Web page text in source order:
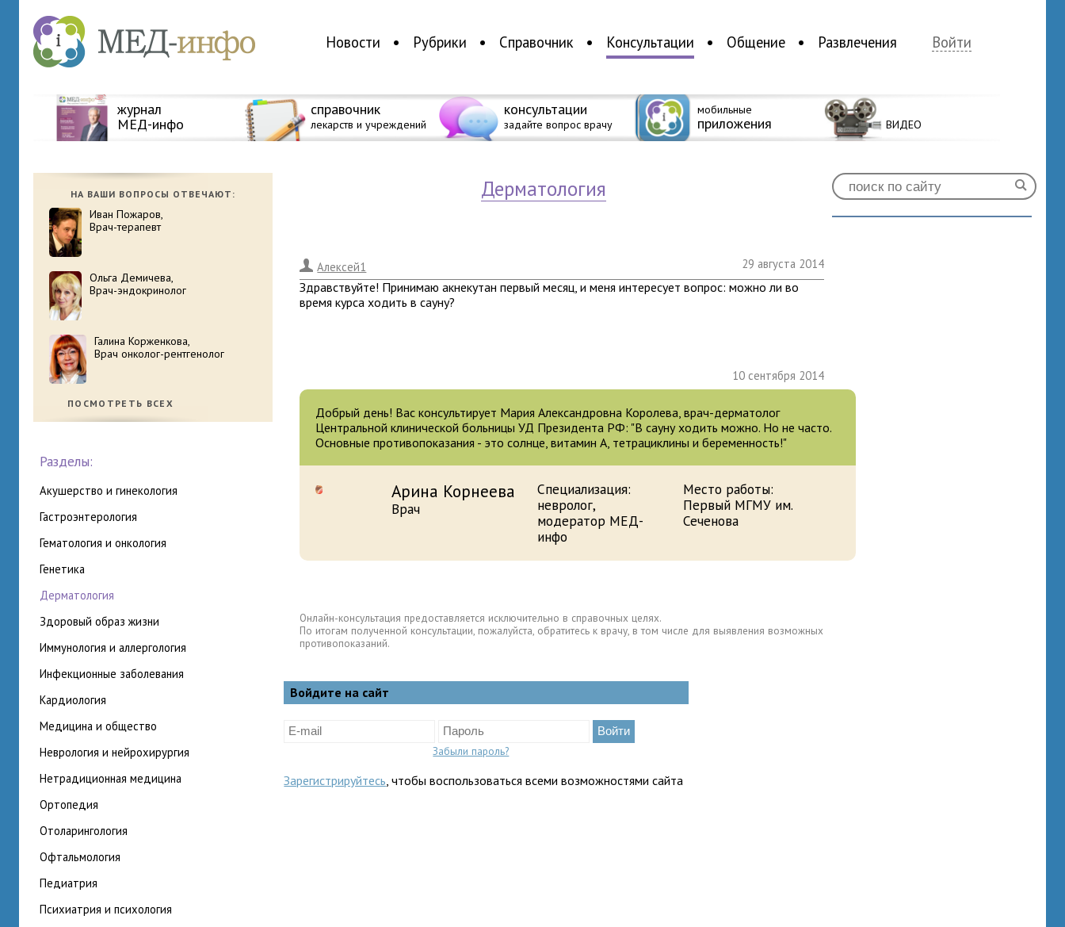
Новости Рубрики Справочник Консультации Общение Развлечения Войти
журнал
МЕД-инфо
справочник
лекарств и учреждений
консультации
задайте вопрос врачу
мобильные
приложения ВИДЕО
НА ВАШИ ВОПРОСЫ ОТВЕЧАЮТ:
Иван Пожаров,
Врач-терапевт
Ольга Демичева,
Врач-эндокринолог
Галина Корженкова,
Врач онколог-рентгенолог
ПОСМОТРЕТЬ ВСЕХ
Разделы:
акушерство и гинекология
гастроэнтерология
гематология и онкология
генетика
дерматология
здоровый образ жизни
иммунология и аллергология
инфекционные заболевания
кардиология
медицина и общество
неврология и нейрохирургия
нетрадиционная медицина
ортопедия
отоларингология
офтальмология
педиатрия
психиатрия и психология
дерматология
. Алексей1 29 августа 2014
Здравствуйте! Принимаю акнекутан первый месяц, и меня интересует вопрос: можно ли во
время курса ходить в сауну?
10 сентября 2014
Добрый день! Вас консультирует Мария Александровна Королева, врач-дерматолог
Центральной клинической больницы УД Президента РФ: "В сауну ходить можно. Но не часто.
Основные противопоказания - это солнце, витамин А, тетрациклины и беременность!"
Арина Корнеева
Врач
Специализация:
невролог,
модератор МЕД-
инфо
Место работы:
Первый МГМУ им.
Сеченова
Онлайн-консультация предоставляется исключительно в справочных целях.
По итогам полученной консультации, пожалуйста, обратитесь к врачу, в том числе для выявления возможных
противопоказаний.
Войдите на сайт
Забыли пароль?
Зарегистрируйтесь, чтобы воспользоваться всеми возможностями сайта